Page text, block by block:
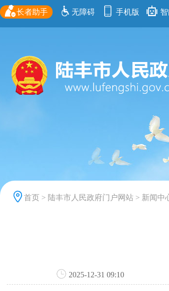
长者助手 无障碍 手机版
首页 > 陆丰市人民政府门户网站 > 新闻中
2025-12-31 09:10